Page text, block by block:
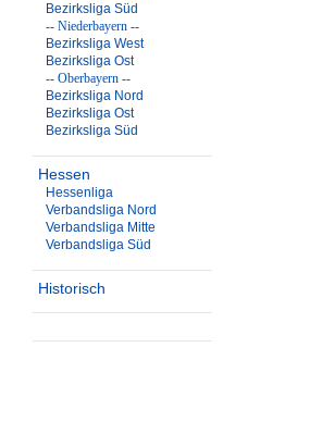
Bezirksliga Süd
-- Niederbayern --
Bezirksliga West
Bezirksliga Ost
-- Oberbayern --
Bezirksliga Nord
Bezirksliga Ost
Bezirksliga Süd
Hessen
Hessenliga
Verbandsliga Nord
Verbandsliga Mitte
Verbandsliga Süd
Historisch